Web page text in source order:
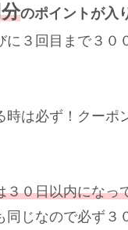
のポイントが入
３回目まで３０
は必ず！クーポ
３０日以内になっ
じなので必ず３